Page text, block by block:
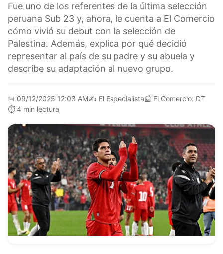
Fue uno de los referentes de la última selección
peruana Sub 23 y, ahora, le cuenta a El Comercio
cómo vivió su debut con la selección de
Palestina. Además, explica por qué decidió
representar al país de su padre y su abuela y
describe su adaptación al nuevo grupo.
📅 09/12/2025 12:03 AM✍️ El Especialista📰 El Comercio: DT
⏱️ 4 min lectura